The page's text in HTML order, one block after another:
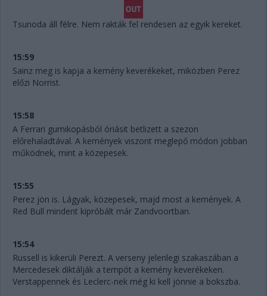
Tsunoda áll félre. Nem rakták fel rendesen az egyik kereket.
15:59
Sainz meg is kapja a kemény keverékeket, miközben Perez
előzi Norrist.
15:58
A Ferrari gumikopásból óriásit betlizett a szezon
előrehaladtával. A kemények viszont meglepő módon jobban
működnek, mint a közepesek.
15:55
Perez jön is. Lágyak, közepesek, majd most a kemények. A
Red Bull mindent kipróbált már Zandvoortban.
15:54
Russell is kikerüli Perezt. A verseny jelenlegi szakaszában a
Mercedesek diktálják a tempót a kemény keverékeken.
Verstappennek és Leclerc-nek még ki kell jönnie a bokszba.